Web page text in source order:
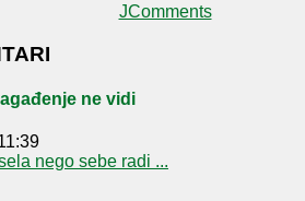
JComments
ne vidi
nego sebe radi ...